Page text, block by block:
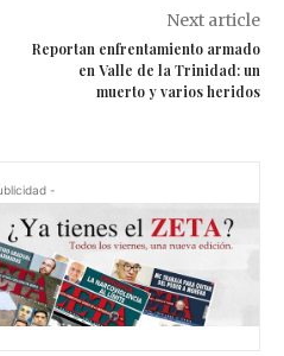
Next article
Reportan enfrentamiento armado
en Valle de la Trinidad: un
muerto y varios heridos
-